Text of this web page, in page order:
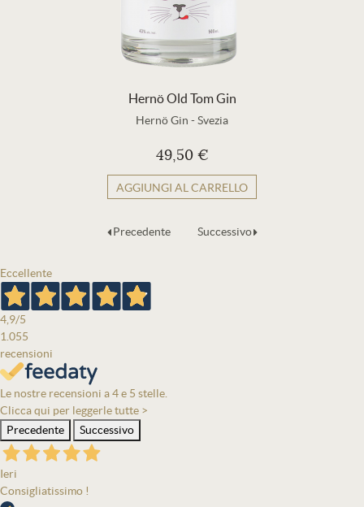
Hernö Old Tom Gin
Hernö Gin -Svezia
49,50 €
AGGIUNGI AL CARRELLO
Precedente Successivo
Eccellente
4,9/5
1.055
recensioni
Le nostre recensioni a 4 e 5 stelle.
Clicca qui per leggerle tutte >
Precedente
Successivo
Ieri
Consigliatissimo !